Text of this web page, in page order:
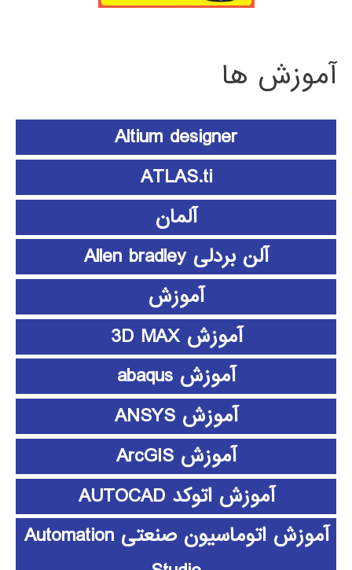
آموزش ها
Altium designer
ATLAS.ti
آلمان
آلن بردلی Allen bradley
آموزش
آموزش 3D MAX
آموزش abaqus
آموزش ANSYS
آموزش ArcGIS
آموزش اتوکد AUTOCAD
آموزش اتوماسیون صنعتی Automation